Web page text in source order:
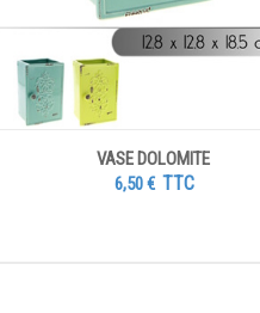
VASE DOLOMITE
6,50€ TTC